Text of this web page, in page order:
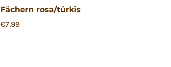
Fächern rosa/türkis
€7,99